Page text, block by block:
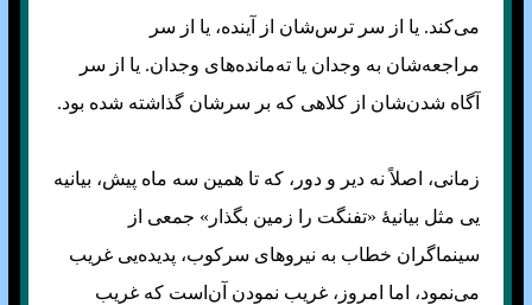
می‌کند. یا از سر ترس‌شان از آینده، یا از سر
مراجعه‌شان به وجدان یا ته‌مانده‌های وجدان. یا از سر
آگاه شدن‌شان از کلاهی که بر سرشان گذاشته شده بود.
زمانی، اصلاً نه دیر و دور، که تا همین سه ماه پیش، بیانیه
یی مثل بیانیهٔ «تفنگت را زمین بگذار» جمعی از
سینماگران خطاب به نیرو‌های سرکوب، پدیده‌یی غریب
می‌نمود، اما امروز، غریب نمودن‌‌ آن‌است که غریب